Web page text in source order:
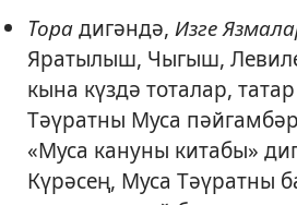
Торадигәндә, Изге
Яратылыш, Чыгыш,
кына күздә тоталар,
Тәүратны Муса
«Муса кануны китабы»
Күрәсең, Муса Тәүратны